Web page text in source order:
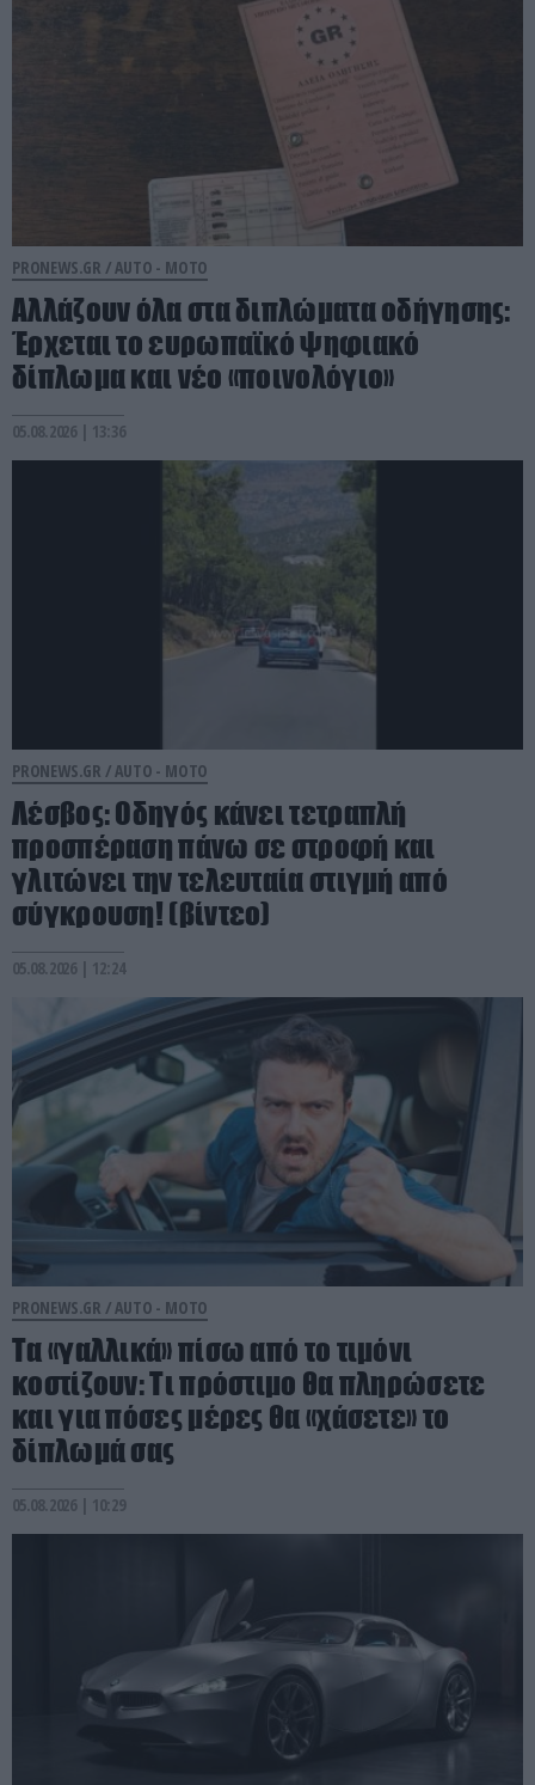
PRONEWS.GR /AUTO - MOTO
Αλλάζουν όλα στα διπλώματα οδήγησης:
Έρχεται το ευρωπαϊκό ψηφιακό
δίπλωμα και νέο «ποινολόγιο»
05.08.2026 | 13:36
PRONEWS.GR /AUTO - MOTO
Λέσβος: Οδηγός κάνει τετραπλή
προσπέραση πάνω σε στροφή και
γλιτώνει την τελευταία στιγμή από
σύγκρουση! (βίντεο)
05.08.2026 | 12:24
PRONEWS.GR /AUTO - MOTO
Τα «γαλλικά» πίσω από το τιμόνι
κοστίζουν: Τι πρόστιμο θα πληρώσετε
και για πόσες μέρες θα «χάσετε» το
δίπλωμά σας
05.08.2026 | 10:29